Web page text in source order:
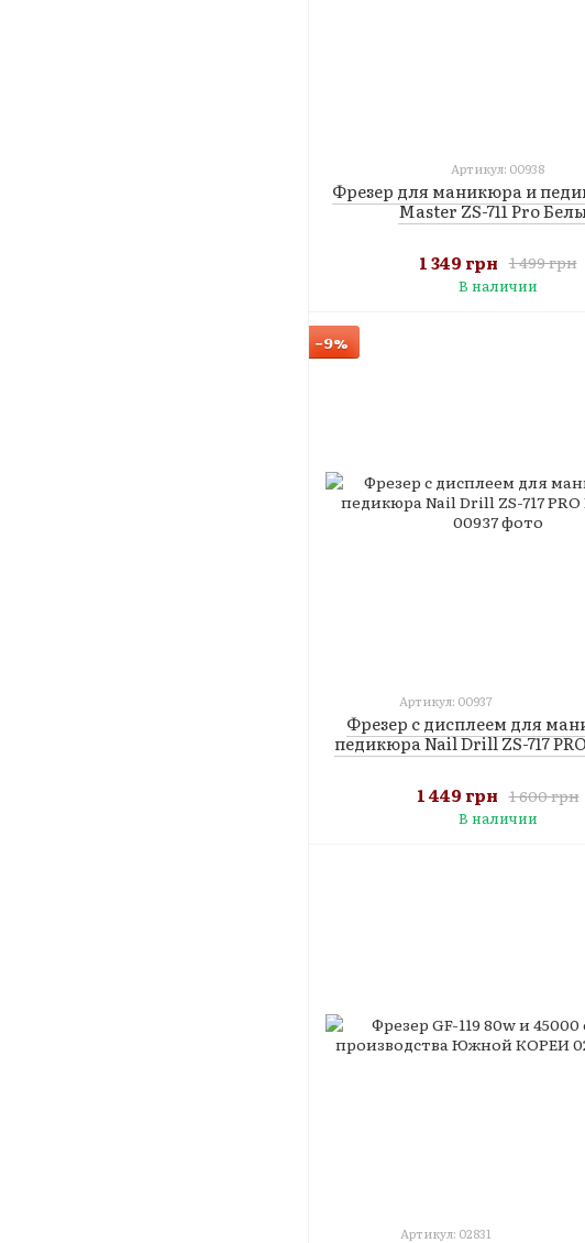
Артикул: 00938
Фрезер для маникюра и
Master ZS-711 Pro
1 499 грн
1 349 грн
В наличии
−9%
Артикул: 00937
Фрезер с дисплеем для
педикюра Nail Drill ZS-717
1 600 грн
1 449 грн
В наличии
Артикул: 02831